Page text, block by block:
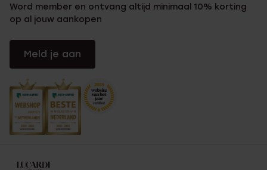
Word member en ontvang altijd minimaal 10% korting
op al jouw aankopen
Meld je aan